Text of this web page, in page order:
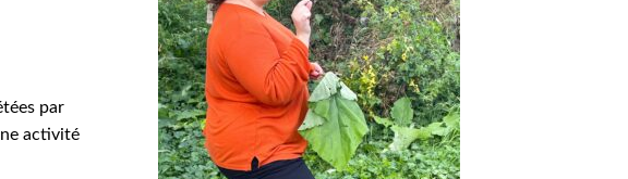
par
activité